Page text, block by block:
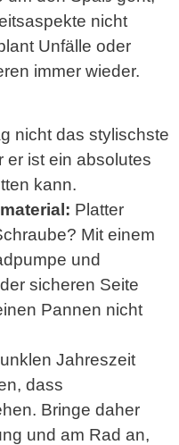
nicht
Unfälle oder
immer wieder.
nicht das stylischste
er ist ein absolutes
kann.
Platter
Mit einem
und
sicheren Seite
Pannen nicht
Jahreszeit
dass
Bringe daher
und am Rad an,